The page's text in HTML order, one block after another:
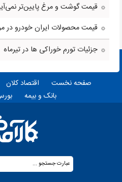
قیمت گوشت و مرغ پایین‌تر
قیمت محصولات ایران خودرو در مرداد 1405
جزئیات تورم خوراکی ها در تیرماه
صفحه نخست اقتصاد کلان
بانک و بیمه